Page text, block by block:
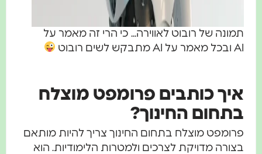
תמונה של רובוט לאווירה... כי הרי זה מאמר על
AI ובכל מאמר על AI מתבקש לשים רובוט
איך כותבים פרומפט מוצלח
בתחום החינוך?
פרומפט מוצלח בתחום החינוך צריך להיות מותאם
בצורה מדויקת לצרכים ולמטרות הלימודיות. הוא